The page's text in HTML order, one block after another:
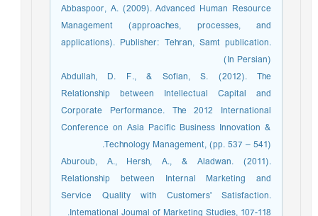
Abbaspoor, A. (2009). Advanced Human Resource
Management (approaches, processes, and
applications). Publisher: Tehran, Samt publication.
(In Persian)
Abdullah, D. F., & Sofian, S. (2012). The
Relationship between Intellectual Capital and
Corporate Performance. The 2012 International
Conference on Asia Pacific Business Innovation &
Technology Management, (pp. 537 – 541).
Aburoub, A., Hersh, A., & Aladwan. (2011).
Relationship between Internal Marketing and
Service Quality with Customers' Satisfaction.